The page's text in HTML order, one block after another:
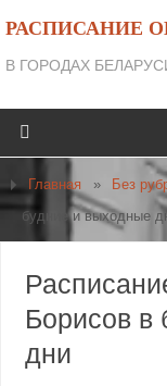
РАСПИСАНИЕ
В ГОРОДАХ
Главная » Без
будние и выходные
Борисов в
дни